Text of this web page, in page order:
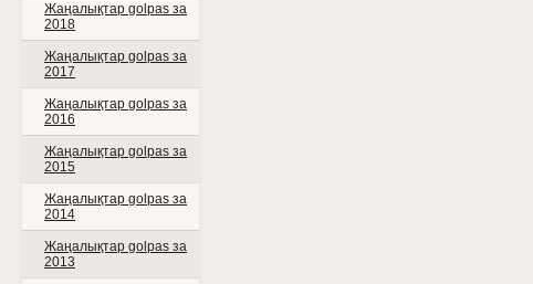
Жаңалықтар golpas за
2018
Жаңалықтар golpas за
2017
Жаңалықтар golpas за
2016
Жаңалықтар golpas за
2015
Жаңалықтар golpas за
2014
Жаңалықтар golpas за
2013